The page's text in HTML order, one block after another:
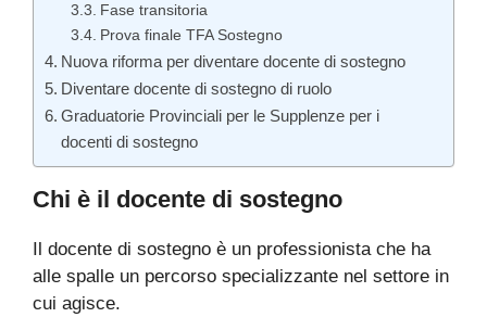
Fase transitoria
Prova finale TFA Sostegno
Nuova riforma per diventare docente di sostegno
Diventare docente di sostegno di ruolo
Graduatorie Provinciali per le Supplenze per i
docenti di sostegno
Chi è il docente di sostegno
Il docente di sostegno è un professionista che ha
alle spalle un percorso specializzante nel settore in
cui agisce.